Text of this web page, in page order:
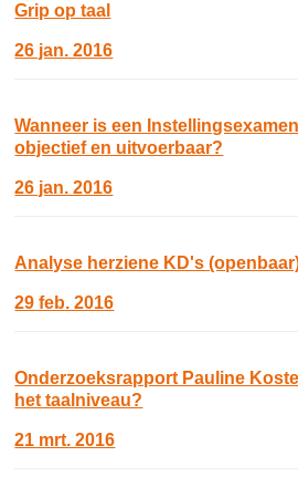
Grip op taal
26 jan. 2016
Wanneer is een
objectief en uitvoerbaar?
26 jan. 2016
Analyse herziene KD's
29 feb. 2016
Onderzoeksrapport Pauline
het taalniveau?
21 mrt. 2016